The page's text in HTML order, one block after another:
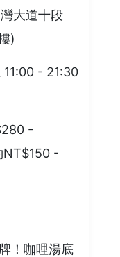
大道十段
)
11:00 - 21:30
-
NT$150 -
！咖哩湯底